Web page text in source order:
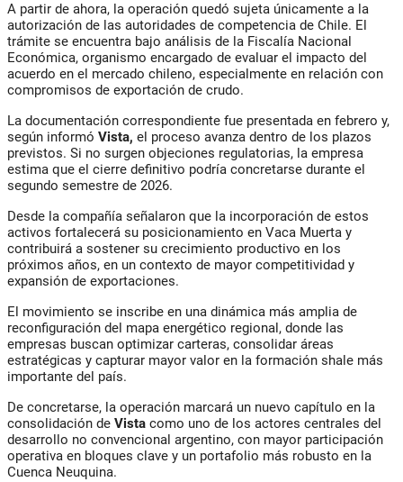
A partir de ahora, la operación quedó sujeta únicamente a la
autorización de las autoridades de competencia de Chile. El
trámite se encuentra bajo análisis de la Fiscalía Nacional
Económica, organismo encargado de evaluar el impacto del
acuerdo en el mercado chileno, especialmente en relación con
compromisos de exportación de crudo.
La documentación correspondiente fue presentada en febrero y,
según informó Vista, el proceso avanza dentro de los plazos
previstos. Si no surgen objeciones regulatorias, la empresa
estima que el cierre definitivo podría concretarse durante el
segundo semestre de 2026.
Desde la compañía señalaron que la incorporación de estos
activos fortalecerá su posicionamiento en Vaca Muerta y
contribuirá a sostener su crecimiento productivo en los
próximos años, en un contexto de mayor competitividad y
expansión de exportaciones.
El movimiento se inscribe en una dinámica más amplia de
reconfiguración del mapa energético regional, donde las
empresas buscan optimizar carteras, consolidar áreas
estratégicas y capturar mayor valor en la formación shale más
importante del país.
De concretarse, la operación marcará un nuevo capítulo en la
consolidación de Vista como uno de los actores centrales del
desarrollo no convencional argentino, con mayor participación
operativa en bloques clave y un portafolio más robusto en la
Cuenca Neuquina.